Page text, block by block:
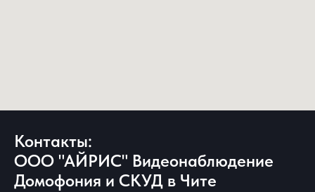
Контакты:
ООО "АЙРИС" Видеонаблюдение
Домофония и СКУД в Чите